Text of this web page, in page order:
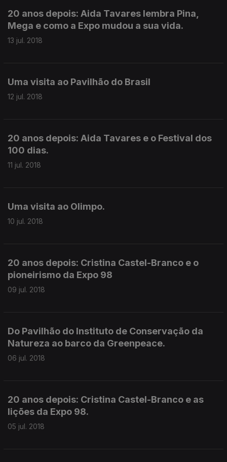
20 anos depois: Aida Tavares lembra Pina,
Mega e como a Expo mudou a sua vida.
13 jul. 2018
Uma visita ao Pavilhão do Brasil
12 jul. 2018
20 anos depois: Aida Tavares e o Festival dos
100 dias.
11 jul. 2018
Uma visita ao Olimpo.
10 jul. 2018
20 anos depois: Cristina Castel-Branco e o
pioneirismo da Expo 98
09 jul. 2018
Do Pavilhão do Instituto de Conservação da
Natureza ao barco da Greenpeace.
06 jul. 2018
20 anos depois: Cristina Castel-Branco e as
lições da Expo 98.
05 jul. 2018